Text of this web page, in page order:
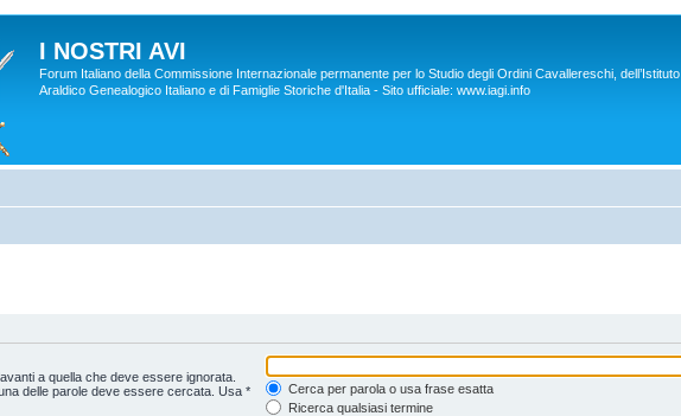
I NOSTRI AVI
Forum Italiano della Commissione Internazionale permanente per lo Studio degli Ordini Cavallereschi, dell’Istituto
Araldico Genealogico Italiano e di Famiglie Storiche d'Italia - Sito ufficiale: www.iagi.info
a quella che deve essere ignorata.
delle parole deve essere cercata. Usa *
Cerca per parola o usa frase esatta
Ricerca qualsiasi termine